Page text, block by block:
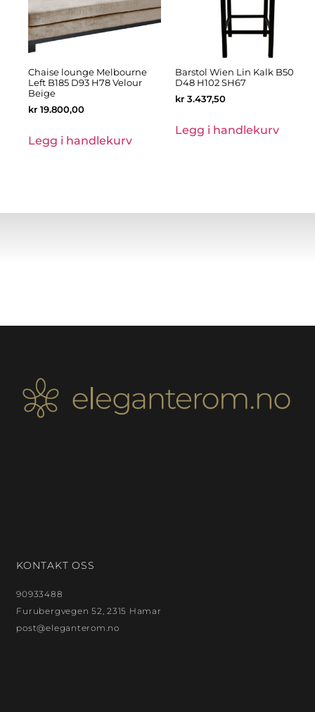
Chaise lounge Melbourne
Left B185 D93 H78 Velour
Beige
kr 19.800,00
Legg i handlekurv
Barstol Wien Lin Kalk B50
D48 H102 SH67
kr 3.437,50
Legg i handlekurv
KONTAKT OSS
90933488
Furubergvegen 52, 2315 Hamar
post@eleganterom.no